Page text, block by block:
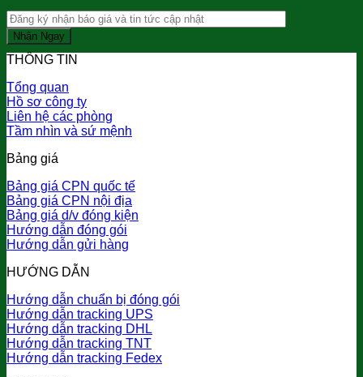
THÔNG TIN
Tổng quan
Hồ sơ công ty
Liên hệ các phòng
Tầm nhìn và sứ mệnh
Bảng giá
Bảng giá CPN quốc tế
Bảng giá CPN nội địa
Bảng giá d/v đóng kiện
Hướng dẫn đóng gói
Hướng dẫn gửi hàng
HƯỚNG DẪN
Hướng dẫn chuẩn bị đóng gói
Hướng dẫn tracking UPS
Hướng dẫn tracking DHL
Hướng dẫn tracking TNT
Hướng dẫn tracking Fedex